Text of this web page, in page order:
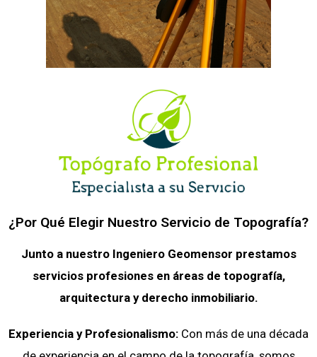
¿Por Qué Elegir Nuestro Servicio de Topografía?
Junto a nuestro Ingeniero Geomensor prestamos
servicios profesiones en áreas de topografía,
arquitectura y derecho inmobiliario.
Experiencia y Profesionalismo: Con más de una década